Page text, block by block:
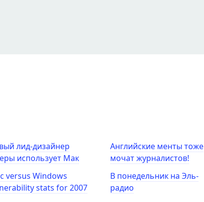
лид-дизайнер
использует Мак
versus Windows
stats for 2007
Английские менты тоже
мочат журналистов!
В понедельник на Эль-
радио